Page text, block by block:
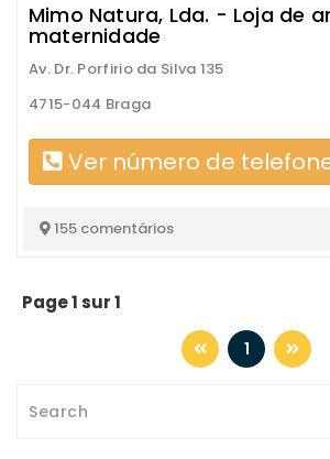
Mimo Natura, Lda. - Loja de
maternidade
Av. Dr. Porfirio da Silva 135
4715-044 Braga
Ver número de
155 comentários
Page 1 sur 1
1